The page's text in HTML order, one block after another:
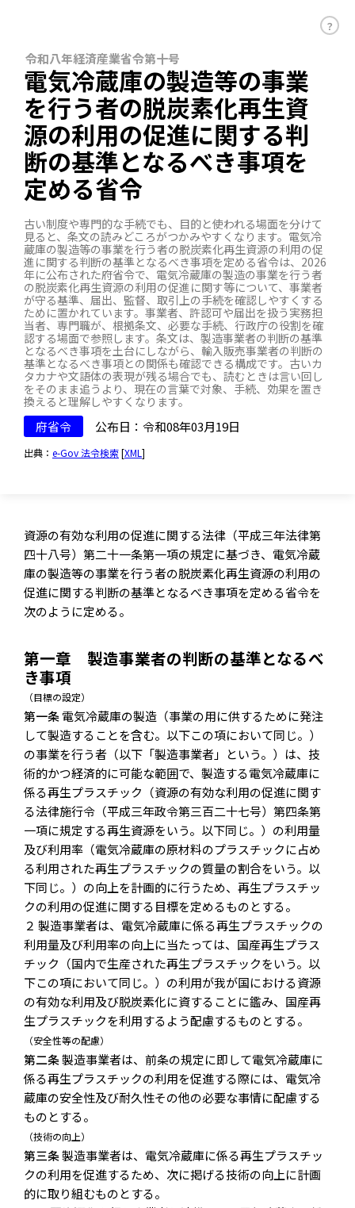
令和八年経済産業省令第十号
電気冷蔵庫の製造等の事業
を行う者の脱炭素化再生資
源の利用の促進に関する判
断の基準となるべき事項を
定める省令
古い制度や専門的な手続でも、目的と使われる場面を分けて
見ると、条文の読みどころがつかみやすくなります。電気冷
蔵庫の製造等の事業を行う者の脱炭素化再生資源の利用の促
進に関する判断の基準となるべき事項を定める省令は、2026
年に公布された府省令で、電気冷蔵庫の製造の事業を行う者
の脱炭素化再生資源の利用の促進に関す等について、事業者
が守る基準、届出、監督、取引上の手続を確認しやすくする
ために置かれています。事業者、許認可や届出を扱う実務担
当者、専門職が、根拠条文、必要な手続、行政庁の役割を確
認する場面で参照します。条文は、製造事業者の判断の基準
となるべき事項を土台にしながら、輸入販売事業者の判断の
基準となるべき事項との関係も確認できる構成です。古いカ
タカナや文語体の表現が残る場合でも、読むときは言い回し
をそのまま追うより、現在の言葉で対象、手続、効果を置き
換えると理解しやすくなります。
府省令 公布日：令和08年03月19日
出典： e-Gov 法令検索[XML ]
資源の有効な利用の促進に関する法律（平成三年法律第
四十八号）第二十一条第一項の規定に基づき、電気冷蔵
庫の製造等の事業を行う者の脱炭素化再生資源の利用の
促進に関する判断の基準となるべき事項を定める省令を
次のように定める。
第一章 製造事業者の判断の基準となるべ
き事項
（目標の設定）
第一条電気冷蔵庫の製造（事業の用に供するために発注
して製造することを含む。以下この項において同じ。）
の事業を行う者（以下「製造事業者」という。）は、技
術的かつ経済的に可能な範囲で、製造する電気冷蔵庫に
係る再生プラスチック（資源の有効な利用の促進に関す
る法律施行令（平成三年政令第三百二十七号）第四条第
一項に規定する再生資源をいう。以下同じ。）の利用量
及び利用率（電気冷蔵庫の原材料のプラスチックに占め
る利用された再生プラスチックの質量の割合をいう。以
下同じ。）の向上を計画的に行うため、再生プラスチッ
クの利用の促進に関する目標を定めるものとする。
２ 製造事業者は、電気冷蔵庫に係る再生プラスチックの
利用量及び利用率の向上に当たっては、国産再生プラス
チック（国内で生産された再生プラスチックをいう。以
下この項において同じ。）の利用が我が国における資源
の有効な利用及び脱炭素化に資することに鑑み、国産再
生プラスチックを利用するよう配慮するものとする。
（安全性等の配慮）
第二条製造事業者は、前条の規定に即して電気冷蔵庫に
係る再生プラスチックの利用を促進する際には、電気冷
蔵庫の安全性及び耐久性その他の必要な事情に配慮する
ものとする。
（技術の向上）
第三条製造事業者は、電気冷蔵庫に係る再生プラスチッ
クの利用を促進するため、次に掲げる技術の向上に計画
的に取り組むものとする。
？